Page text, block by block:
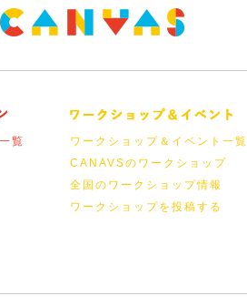
覧
ワークショップ＆イベント一覧
CANAVSのワークショップ
全国のワークショップ情報
ワークショップを投稿する